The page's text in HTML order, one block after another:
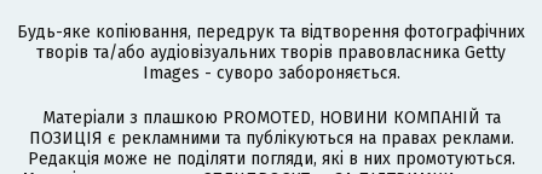
Будь-яке копіювання, передрук та відтворення фотографічних
творів та/або аудіовізуальних творів правовласника Getty
Images - суворо забороняється.
Матеріали з плашкою PROMOTED, НОВИНИ КОМПАНІЙ та
ПОЗИЦІЯ є рекламними та публікуються на правах реклами.
Редакція може не поділяти погляди, які в них промотуються.